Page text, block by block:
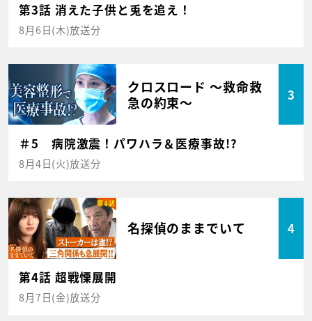
第3話 消えた子供と兎を追え！
8月6日(木)放送分
クロスロード ～救命救
急の約束～
3
＃5 病院激震！パワハラ＆医療事故!?
8月4日(火)放送分
名探偵のままでいて 4
第4話 超戦慄展開
8月7日(金)放送分